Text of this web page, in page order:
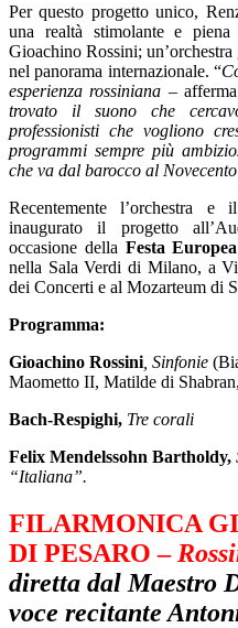
Per questo progetto unico,
una realtà stimolante e
Gioachino Rossini;
nel panorama internazionale. “
esperienza rossiniana –
trovato il suono che
professionisti che vogliono
programmi sempre più
che va dal barocco al
Recentemente l’orchestra
inaugurato il progetto
occasione della Festa
nella Sala Verdi di Milano, a
dei Concerti e al Mozarteum di
Programma:
Gioachino Rossini , Sinfonie
Maometto II, Matilde di
Bach-Respighi, Tre corali
Felix Mendelssohn Bartholdy,
“Italiana”.
FILARMONICA
DI PESARO –
diretta dal Maestro
voce recitante